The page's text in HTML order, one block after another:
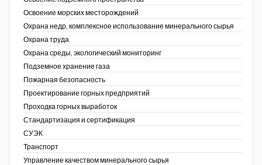
Освоение морских месторождений
Охрана недр, комплексное использование минерального сырья
Охрана труда
Охрана среды, экологический мониторинг
Подземное хранение газа
Пожарная безопасность
Проектирование горных предприятий
Проходка горных выработок
Стандартизация и сертификация
СУЭК
Транспорт
Управление качеством минерального сырья